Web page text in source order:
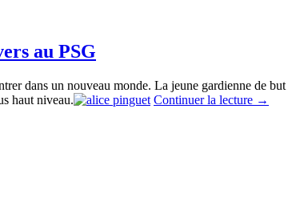
au PSG
dans un nouveau monde. La jeune gardienne de
haut niveau.
Continuer la lecture →